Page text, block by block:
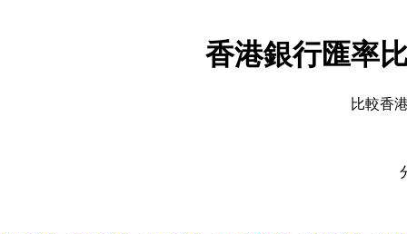
香港銀行匯率
比較香